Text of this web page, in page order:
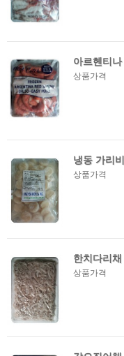
아르헨티
상품가격
냉동 가리
상품가격
한치다리채
상품가격